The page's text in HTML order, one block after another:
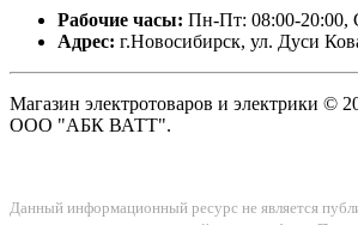
Рабочие часы: Пн-Пт: 08:00-20:00,
Адрес: г.Новосибирск, ул. Дуси
Магазин электротоваров и электрики ©
ООО "АБК ВАТТ".
Данный информационный ресурс не является